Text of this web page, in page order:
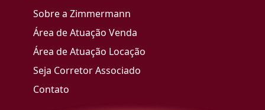
Sobre a Zimmermann
Área de Atuação Venda
Área de Atuação Locação
Seja Corretor Associado
Contato